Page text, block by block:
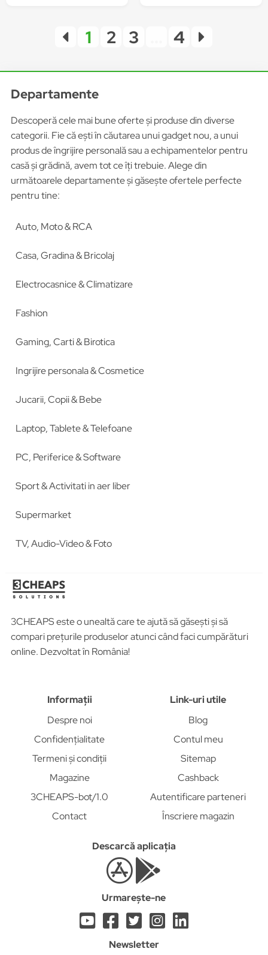
1 2 3 4
Departamente
Descoperă cele mai bune oferte și produse din diverse
categorii. Fie că ești în căutarea unui gadget nou, a unui
produs de îngrijire personală sau a echipamentelor pentru
casă și grădină, avem tot ce îți trebuie. Alege din
următoarele departamente și găsește ofertele perfecte
pentru tine:
Auto, Moto & RCA
Casa, Gradina & Bricolaj
Electrocasnice & Climatizare
Fashion
Gaming, Carti & Birotica
Ingrijire personala & Cosmetice
Jucarii, Copii & Bebe
Laptop, Tablete & Telefoane
PC, Periferice & Software
Sport & Activitati in aer liber
Supermarket
TV, Audio-Video & Foto
3CHEAPS este o unealtă care te ajută să găsești și să
compari prețurile produselor atunci când faci cumpărături
online. Dezvoltat în România!
Informații
Despre noi
Confidențialitate
Termeni și condiții
Magazine
3CHEAPS-bot/1.0
Contact
Link-uri utile
Blog
Contul meu
Sitemap
Cashback
Autentificare parteneri
Înscriere magazin
Descarcă aplicația
Urmarește-ne
Newsletter